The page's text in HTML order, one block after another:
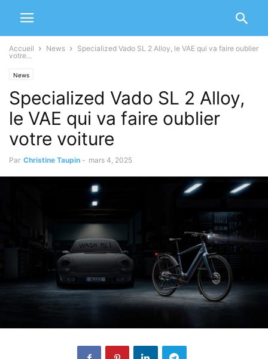
Accueil News
Specialized Vado SL 2 Alloy, le VAE qui va faire oublier
votre...
News
Specialized Vado SL 2 Alloy,
le VAE qui va faire oublier
votre voiture
Par Christine Taupin - mars 4, 2025